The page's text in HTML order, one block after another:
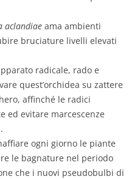
aclandiae ama ambienti
bruciature livelli elevati
radicale, rado e
quest’orchidea su zattere
affinché le radici
ed evitare marcescenze
ogni giorno le piante
le bagnature nel periodo
che i nuovi pseudobulbi di